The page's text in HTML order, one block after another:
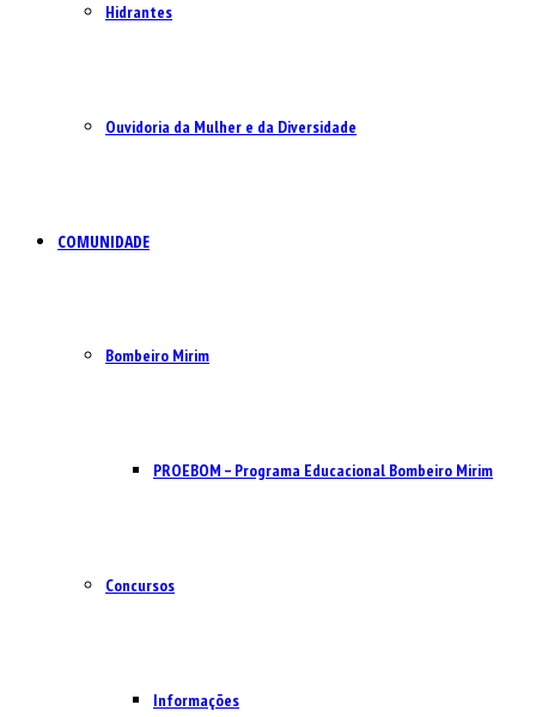
Hidrantes
Ouvidoria da Mulher e da Diversidade
COMUNIDADE
Bombeiro Mirim
PROEBOM – Programa Educacional Bombeiro Mirim
Concursos
Informações